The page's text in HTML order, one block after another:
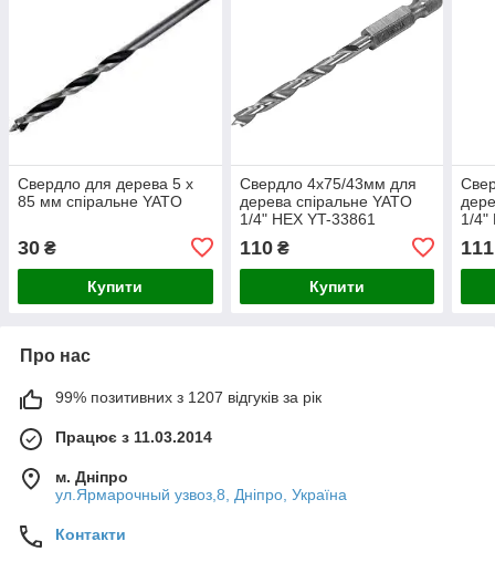
Свердло для дерева 5 х
85 мм спіральне YATO
30 ₴
Купити
Свердло 4х75/43мм для
дерева спіральне YATO
1/4" HEX YT-33861
110₴
Купити
1/4"
111
Про нас
99% позитивних з 1207 відгуків за рік
Працює з 11.03.2014
м. Дніпро
ул.Ярмарочный узвоз,8, Дніпро, Україна
Контакти